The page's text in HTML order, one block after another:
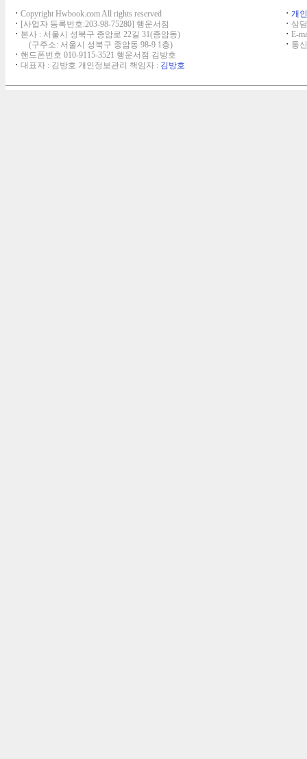
ㆍ Copyright Hwbook.com All rights reserved
ㆍ [사업자 등록번호:203-98-75280] 행운서점
ㆍ 본사 : 서울시 성북구 종암로 22길 31(종암동)
(구주소: 서울시 성북구 종암동 98-9 1층)
ㆍ 핸드폰번호 010-9115-3521 행운서점 김방호
ㆍ 대표자 : 김방호 개인정보관리 책임자 : 김방호
ㆍ 개
ㆍ 상
ㆍ E-
ㆍ 통